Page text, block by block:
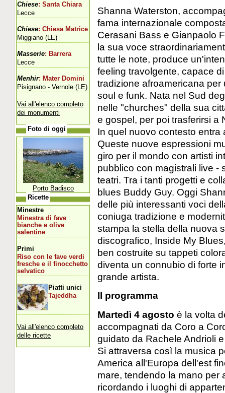
Shanna Waterston,
fama internazionale
Cerasani Bass e Gianpaolo
la sua voce
tutte le note, produce
feeling travolgente, capace
tradizione afroamericana
soul e funk. Nata nel Sud
nelle "churches" della sua
e gospel, per poi trasferirsi a
In quel nuovo contesto entra
Queste nuove espressioni
giro per il mondo con artisti
pubblico con magistrali live -
teatri. Tra i tanti progetti e
blues Buddy Guy. Oggi
delle più interessanti voci
coniuga tradizione e
stampa la stella della nuova
discografico, Inside My
ben costruite su tappeti
diventa un connubio di forte
grande artista.
Il programma
Martedì 4 agosto è la volta
accompagnati da Coro a
guidato da Rachele Andrioli
Si attraversa così la musica
America all'Europa dell'est
mare, tendendo la mano per
ricordando i luoghi di
Chiese: Santa Chiara
Lecce
Chiese: Chiesa Matrice
Miggiano (LE)
Masserie: Barrera
Lecce
Menhir: Mater Domini
Pisignano - Vernole (LE)
Vai all'elenco completo
dei monumenti
Foto di oggi
Porto Badisco
Ricette
Minestre
Minestra di fave
bianche e olive
salentine
Primi
Riso con le fave verdi
fresche e il finocchetto
selvatico
Piatti unici
Tajeddha
Vai all'elenco completo
delle ricette